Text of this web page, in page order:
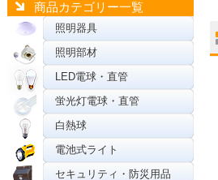
商品カテゴリー一覧
照明器具
照明部材
LED電球・直管
蛍光灯電球・直管
白熱球
電池式ライト
セキュリティ・防災用品